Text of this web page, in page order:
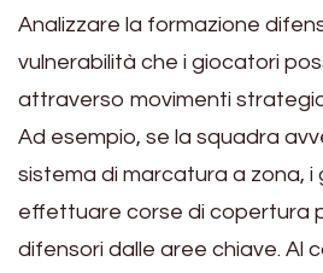
Analizzare la formazione
vulnerabilità che i giocatori
attraverso movimenti
Ad esempio, se la squadra
sistema di marcatura a zona,
effettuare corse di copertura
difensori dalle aree chiave. Al